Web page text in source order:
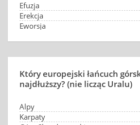
Efuzja
Erekcja
Eworsja
Który europejski łańcuch
najdłuższy? (nie licząc Uralu)
Alpy
Karpaty